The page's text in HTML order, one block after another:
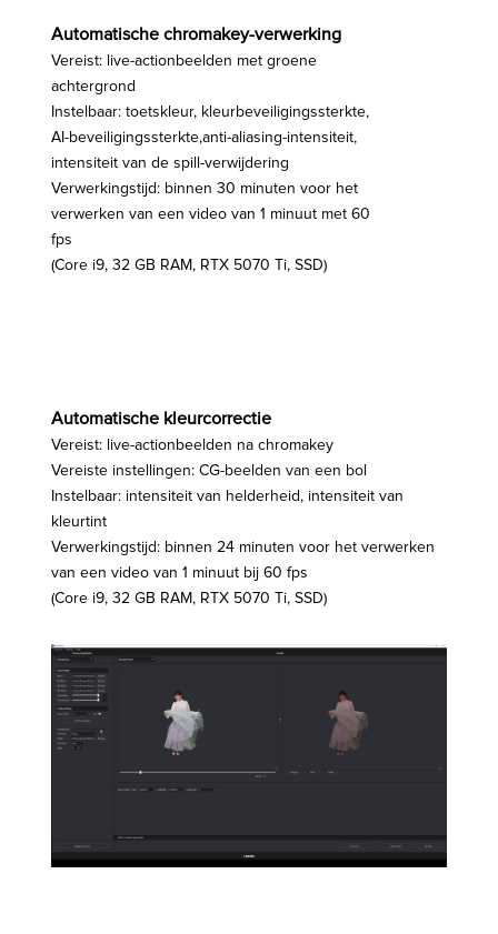
Automatische chromakey-verwerking
Vereist: live-actionbeelden met groene
achtergrond
Instelbaar: toetskleur, kleurbeveiligingssterkte,
AI-beveiligingssterkte,anti-aliasing-intensiteit,
intensiteit van de spill-verwijdering
Verwerkingstijd: binnen 30 minuten voor het
verwerken van een video van 1 minuut met 60
fps
(Core i9, 32 GB RAM, RTX 5070 Ti, SSD)
Automatische kleurcorrectie
Vereist: live-actionbeelden na chromakey
Vereiste instellingen: CG-beelden van een bol
Instelbaar: intensiteit van helderheid, intensiteit van
kleurtint
Verwerkingstijd: binnen 24 minuten voor het verwerken
van een video van 1 minuut bij 60 fps
(Core i9, 32 GB RAM, RTX 5070 Ti, SSD)